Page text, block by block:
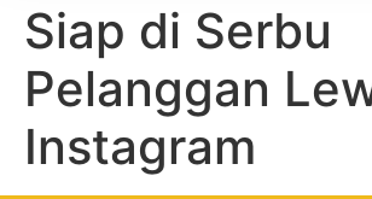
Siap di Serbu
Pelanggan
Instagram